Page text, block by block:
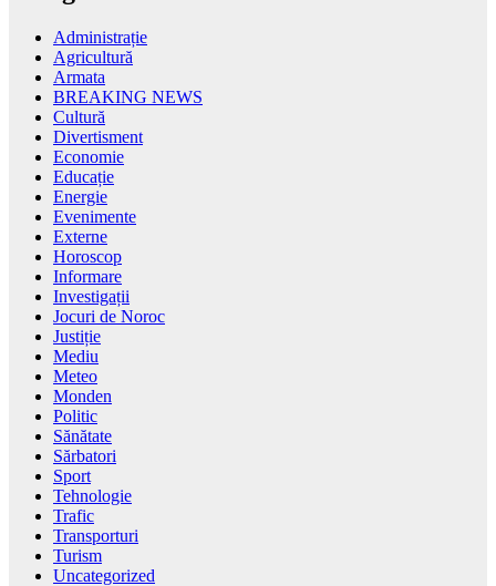
Administrație
Agricultură
Armata
BREAKING NEWS
Cultură
Divertisment
Economie
Educație
Energie
Evenimente
Externe
Horoscop
Informare
Investigații
Jocuri de Noroc
Justiție
Mediu
Meteo
Monden
Politic
Sănătate
Sărbatori
Sport
Tehnologie
Trafic
Transporturi
Turism
Uncategorized